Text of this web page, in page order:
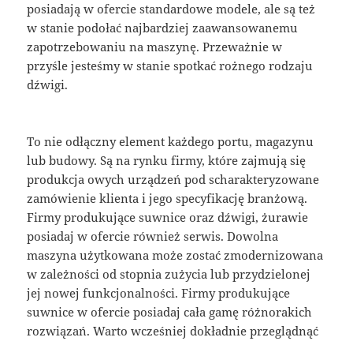
posiadają w ofercie standardowe modele, ale są też
w stanie podołać najbardziej zaawansowanemu
zapotrzebowaniu na maszynę. Przeważnie w
przyśle jesteśmy w stanie spotkać rożnego rodzaju
dźwigi.
To nie odłączny element każdego portu, magazynu
lub budowy. Są na rynku firmy, które zajmują się
produkcja owych urządzeń pod scharakteryzowane
zamówienie klienta i jego specyfikację branżową.
Firmy produkujące suwnice oraz dźwigi, żurawie
posiadaj w ofercie również serwis. Dowolna
maszyna użytkowana może zostać zmodernizowana
w zależności od stopnia zużycia lub przydzielonej
jej nowej funkcjonalności. Firmy produkujące
suwnice w ofercie posiadaj cała gamę różnorakich
rozwiązań. Warto wcześniej dokładnie przeglądnąć